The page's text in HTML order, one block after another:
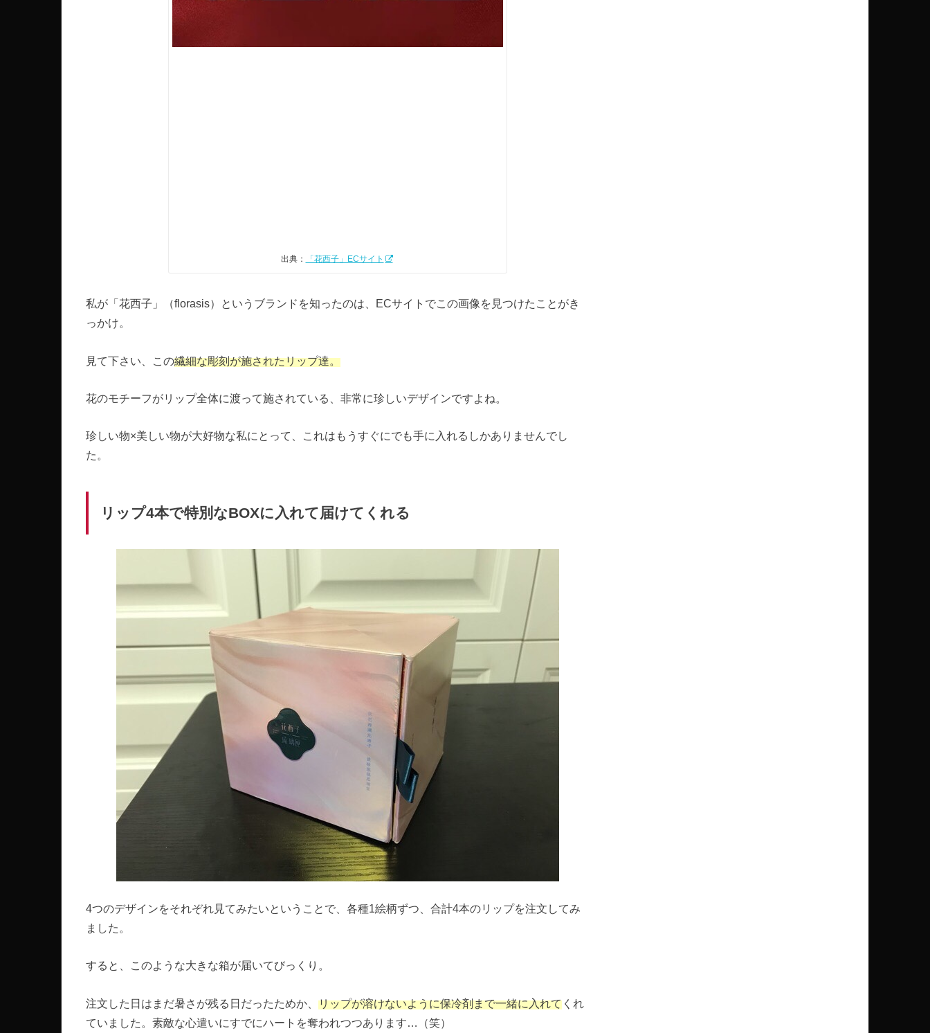
出典： 「花西子」ECサイト
私が「花西子」（florasis）というブランドを知ったのは、ECサイトでこの画像を見つけたことがき
っかけ。
見て下さい、この繊細な彫刻が施されたリップ達。
花のモチーフがリップ全体に渡って施されている、非常に珍しいデザインですよね。
珍しい物×美しい物が大好物な私にとって、これはもうすぐにでも手に入れるしかありませんでし
た。
リップ4本で特別なBOXに入れて届けてくれる
4つのデザインをそれぞれ見てみたいということで、各種1絵柄ずつ、合計4本のリップを注文してみ
ました。
すると、このような大きな箱が届いてびっくり。
注文した日はまだ暑さが残る日だったためか、 リップが溶けないように保冷剤まで一緒に入れて くれ
ていました。素敵な心遣いにすでにハートを奪われつつあります…（笑）